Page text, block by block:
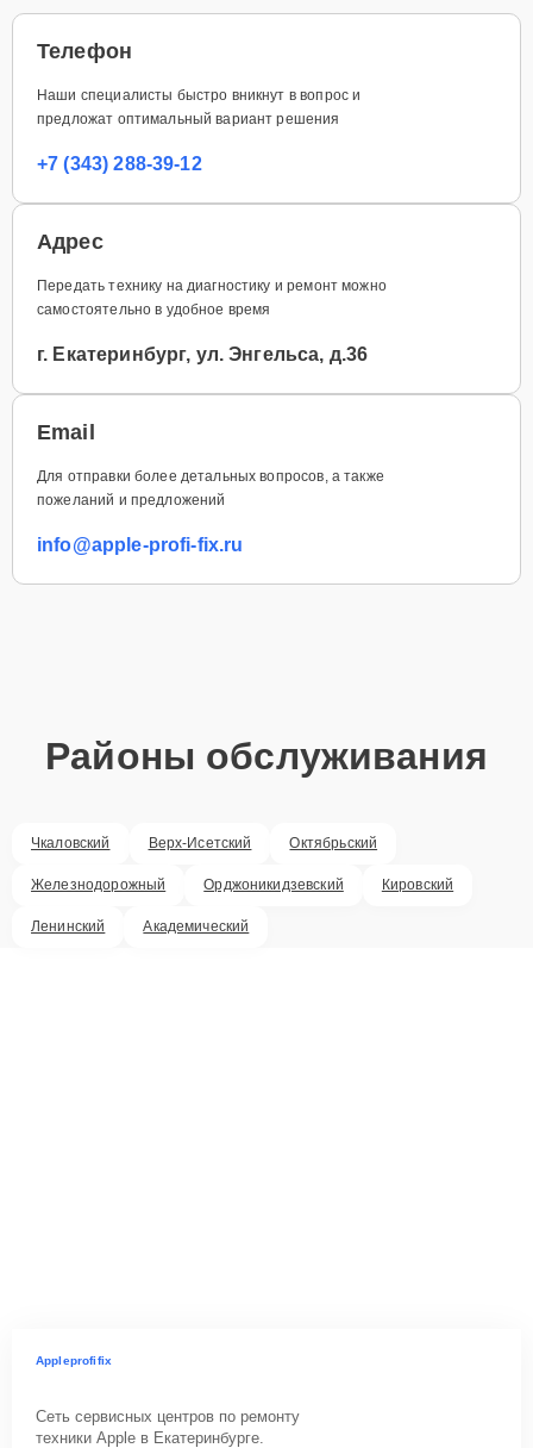
Телефон
Наши специалисты быстро вникнут в вопрос и
предложат оптимальный вариант решения
+7 (343) 288-39-12
Адрес
Передать технику на диагностику и ремонт можно
самостоятельно в удобное время
г. Екатеринбург, ул. Энгельса, д.36
Email
Для отправки более детальных вопросов, а также
пожеланий и предложений
info@apple-profi-fix.ru
Районы обслуживания
Чкаловский Верх-Исетский Октябрьский
Железнодорожный Орджоникидзевский Кировский
Ленинский Академический
Appleprofifix
Сеть сервисных центров по ремонту
техники Apple в Екатеринбурге.